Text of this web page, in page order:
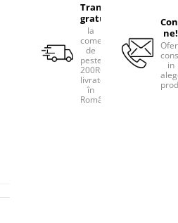
Transport
gratuit
la
comenzile
de
peste
200RON,
livrate
în
România
ne!
in